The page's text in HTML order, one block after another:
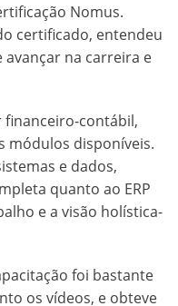
Nomus.
certificado, entendeu
na carreira e
financeiro-contábil,
módulos disponíveis.
e dados,
quanto ao ERP
e a visão holística-
foi bastante
os vídeos, e obteve